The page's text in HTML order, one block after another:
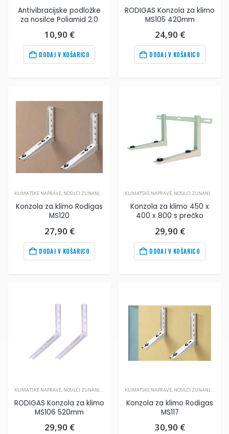
Antivibracijske podložke
za nosilce Poliamid 2.0
10,90 €
DODAJ V KOŠARICO
RODIGAS Konzola za klimo
MS105 420mm
24,90 €
DODAJ V KOŠARICO
KLIMATSKE NAPRAVE, NOSILCI ZUNANJIH ENOT PRIBOR ZA KLIMA NAPRAVE
Konzola za klimo Rodigas
MS120
27,90 €
DODAJ V KOŠARICO
KLIMATSKE NAPRAVE, NOSILCI ZUNANJIH ENOT
Konzola za klimo 450 x
400 x 800 s prečko
29,90 €
DODAJ V KOŠARICO
KLIMATSKE NAPRAVE NOSILCI ZUNANJIH ENOT PRIBOR ZA KLIMA NAPRAVE
RODIGAS Konzola za klimo
MS106 520mm
29,90 €
KLIMATSKE NAPRAVE NOSILCI ZUNANJIH ENOT
Konzola za klimo Rodigas
MS117
30,90 €